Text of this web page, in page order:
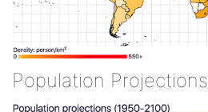
Population Projections